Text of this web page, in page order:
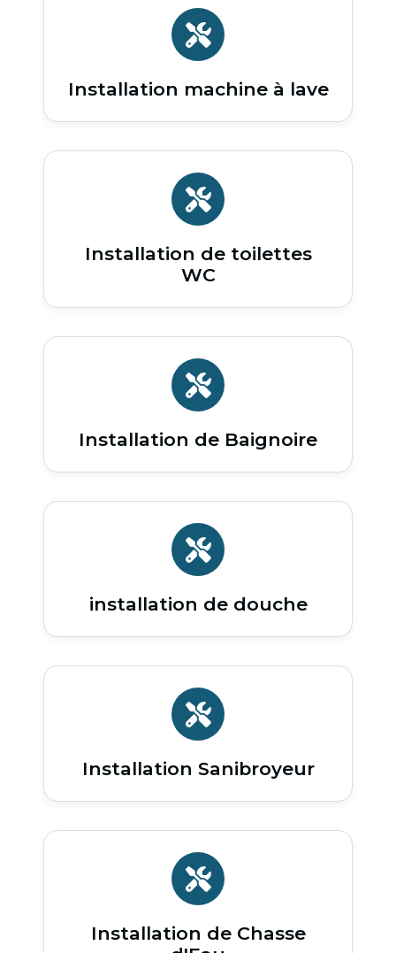
Installation machine à lave
Installation de toilettes
WC
Installation de Baignoire
installation de douche
Installation Sanibroyeur
Installation de Chasse